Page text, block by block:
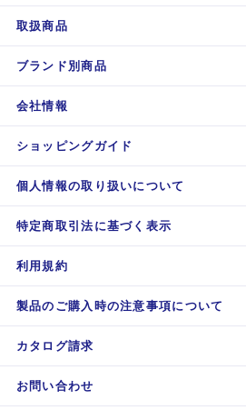
取扱商品
ブランド別商品
会社情報
ショッピングガイド
個人情報の取り扱いについて
特定商取引法に基づく表示
利用規約
製品のご購入時の注意事項について
カタログ請求
お問い合わせ